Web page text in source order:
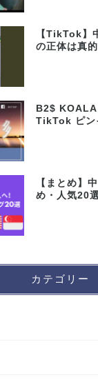
【TikTok】
の正体は真
B2$ KOALA
TikTok ピン
【まとめ】
め・人気20
カテゴリー